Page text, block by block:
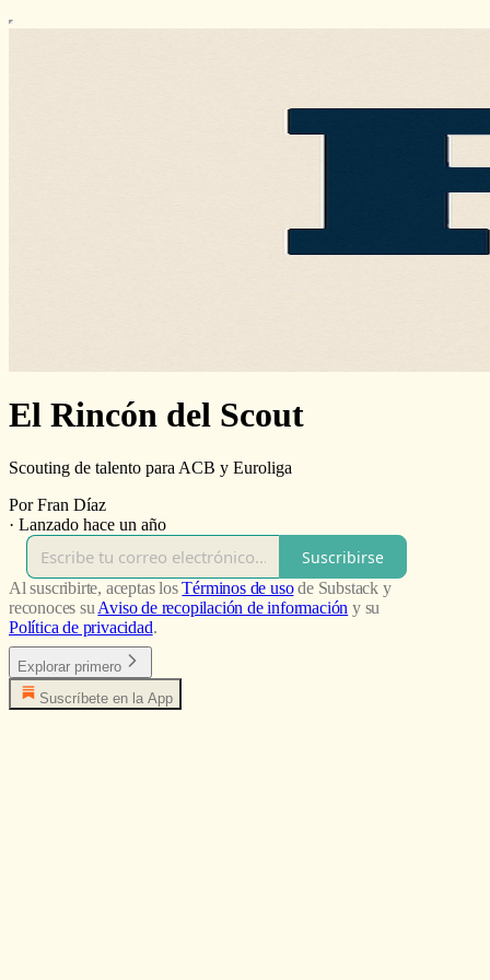
El Rincón del Scout
Scouting de talento para ACB y Euroliga
Por Fran Díaz
· Lanzado hace un año
Suscribirse
Al suscribirte, aceptas losTérminos de usode Substack y
reconoces suAviso de recopilación de información y su
Política de privacidad.
Explorar primero
Suscríbete en la App